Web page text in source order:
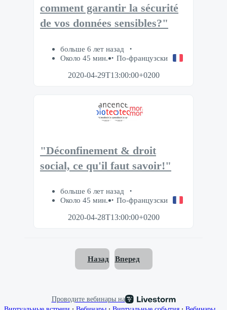
comment garantir la sécurité
de vos données sensibles?"
больше 6 лет назад
Около 45 мин.
По-французски
2020-04-29T13:00:00+0200
"Déconfinement & droit
social, ce qu'il faut savoir!"
больше 6 лет назад
Около 45 мин.
По-французски
2020-04-28T13:00:00+0200
Назад Вперед
Проводите вебинары на